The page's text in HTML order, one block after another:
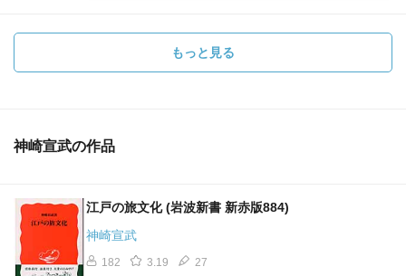
もっと見る
神崎宣武の作品
江戸の旅文化 (岩波新書 新赤版884)
神崎宣武
182 3.19 27